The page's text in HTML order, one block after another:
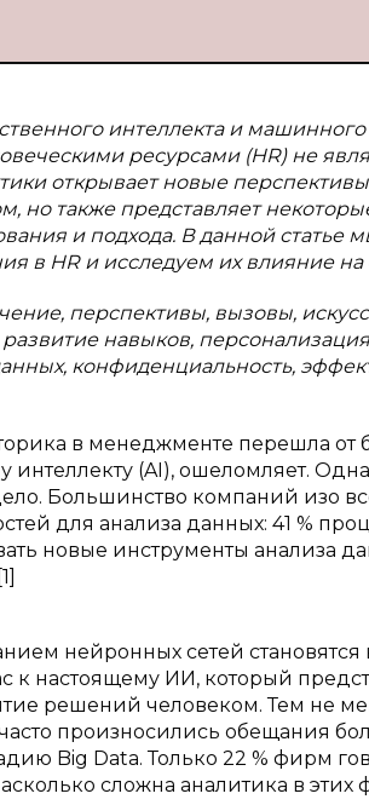
интеллекта и
ресурсами (HR) не
открывает новые
но также представляет
и подхода. В данной
в HR и исследуем их влияние
перспективы, вызовы,
навыков,
конфиденциальность,
в менеджменте перешла
интеллекту (AI), ошеломляет.
Большинство компаний изо
для анализа данных: 41 %
новые инструменты анализа
нейронных сетей
к настоящему ИИ, который
решений человеком. Тем не
произносились обещания
Big Data. Только 22 % фирм
сложна аналитика в этих